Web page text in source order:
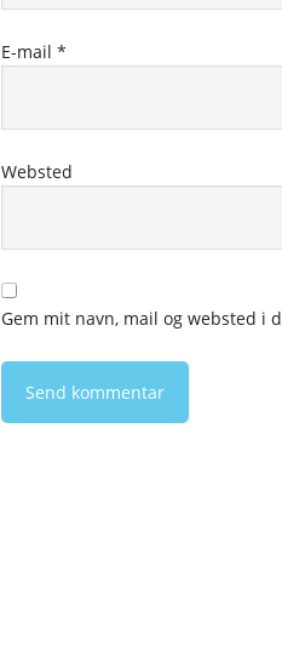
E-mail *
Websted
Gem mit navn, mail og websted i